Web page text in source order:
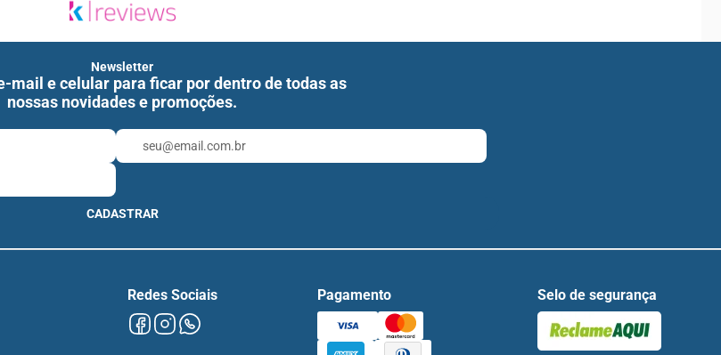
Newsletter
mail e celular para ficar por dentro de todas as
nossas novidades e promoções.
CADASTRAR
Redes Sociais Pagamento Selo de segurança